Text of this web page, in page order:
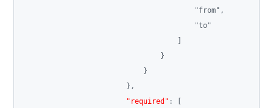
"from" ,
"to"
]
}
}
} ,
"required" :
[